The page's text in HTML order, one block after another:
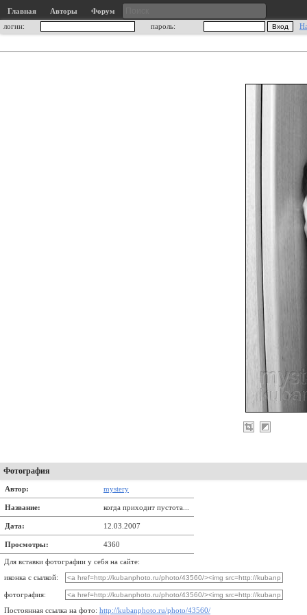
Главная Авторы
Форум
логин:
пароль:
Фотография
Автор: mystery
Название: когда приходит пустота...
Дата: 12.03.2007
Просмотры: 4360
Для вставки фотографии у себя на сайте:
иконка с сылкой:
фотография:
Постоянная ссылка на фото: http://kubanphoto.ru/photo/43560/